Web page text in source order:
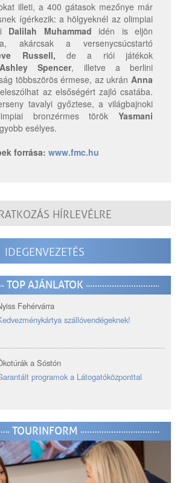
illeti, a 400 gátasok mezőnye már
ígérkezik: a hölgyeknél az olimpiai
Dalilah Muhammad idén is eljön
akárcsak a versenycsúcstartó
Russell, de a riói játékok
Ashley Spencer, illetve a berlini
többszörös érmese, az ukrán Anna
az elsőségért zajló csatába.
tavalyi győztese, a világbajnoki
bronzérmes török Yasmani
esélyes.
forrása: www.fmc.hu
HÍRLEVÉLRE
IDEGENVEZETÉS
TOP AJÁNLATOK
Fehérvárra
szállóvendégeknek!
a Sóstón
programok a Látogatóközponttal
TOURINFORM